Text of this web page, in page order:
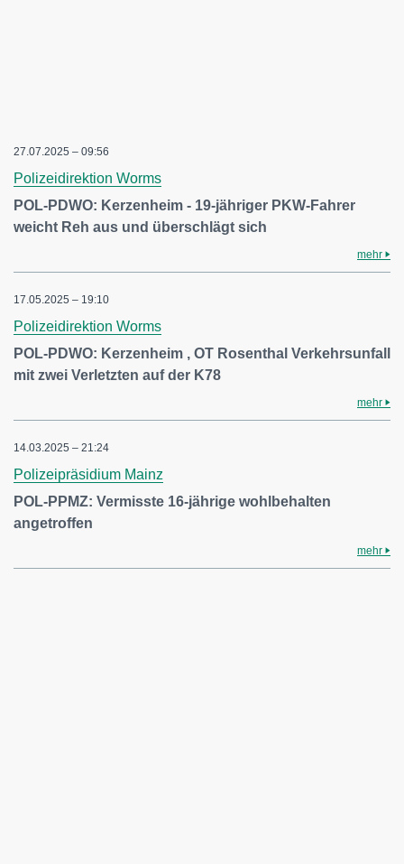
27.07.2025 – 09:56
Polizeidirektion Worms
POL-PDWO: Kerzenheim - 19-jähriger PKW-Fahrer
weicht Reh aus und überschlägt sich
mehr
17.05.2025 – 19:10
Polizeidirektion Worms
POL-PDWO: Kerzenheim , OT Rosenthal Verkehrsunfall
mit zwei Verletzten auf der K78
mehr
14.03.2025 – 21:24
Polizeipräsidium Mainz
POL-PPMZ: Vermisste 16-jährige wohlbehalten
angetroffen
mehr